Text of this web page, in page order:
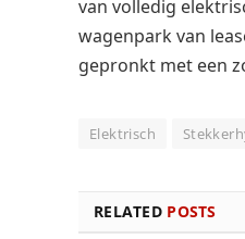
van volledig
wagenpark van
gepronkt met een
Elektrisch
RELATED POSTS